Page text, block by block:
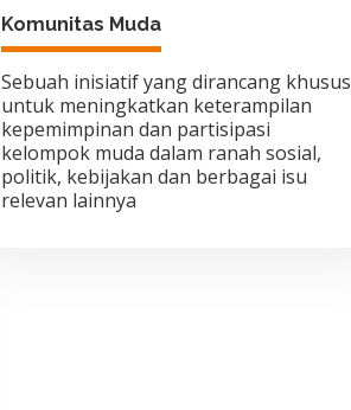
Komunitas Muda
Sebuah inisiatif yang dirancang khusus
untuk meningkatkan keterampilan
kepemimpinan dan partisipasi
kelompok muda dalam ranah sosial,
politik, kebijakan dan berbagai isu
relevan lainnya